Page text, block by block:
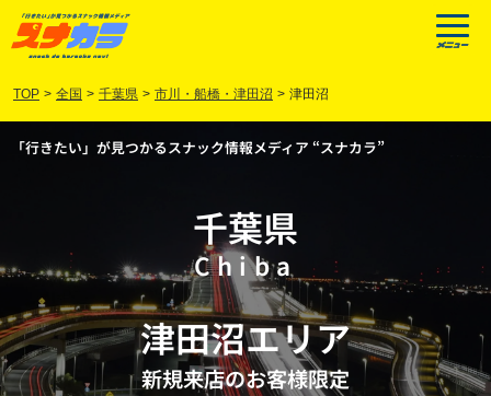
TOP > 全国 > 千葉県 > 市川・船橋・津田沼 > 津田沼
「行きたい」が見つかるスナック情報メディア “スナカラ”
千葉県
Chiba
津田沼エリア
新規来店のお客様限定